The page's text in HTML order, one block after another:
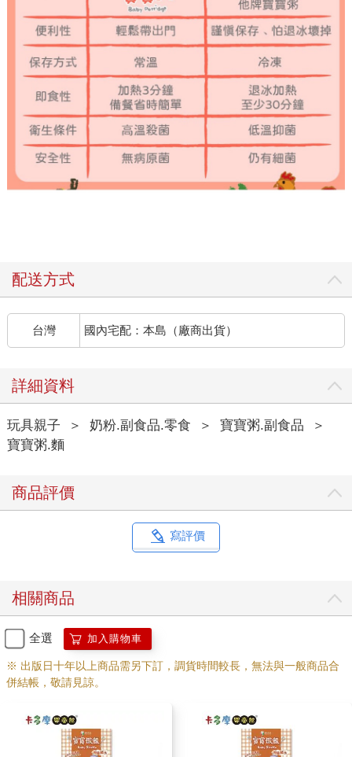
配送方式
台灣 國內宅配：本島（廠商出貨）
詳細資料
玩具親子 ＞ 奶粉.副食品.零食 ＞ 寶寶粥.副食品
＞
寶寶粥.麵
商品評價
寫評價
相關商品
全選 加入購物車
※ 出版日十年以上商品需另下訂，調貨時間較長，無法與一般商品合
併結帳，敬請見諒。